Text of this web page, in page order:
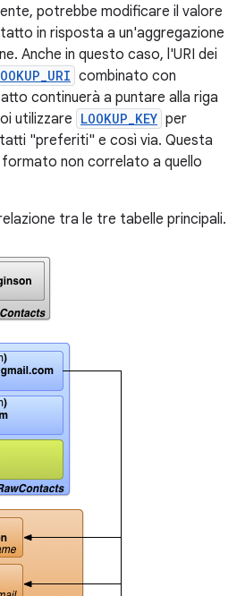
potrebbe modificare il valore
in risposta a un'aggregazione
Anche in questo caso, l'URI dei
combinato con
continuerà a puntare alla riga
utilizzare LOOKUP_KEY per
"preferiti" e così via. Questa
non correlato a quello
tra le tre tabelle principali.